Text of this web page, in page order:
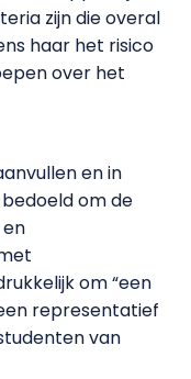
zijn die overal
haar het risico
over het
en in
om de
om “een
representatief
van